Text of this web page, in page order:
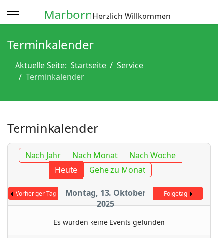
MarbornHerzlich Willkommen
Terminkalender
Aktuelle Seite: Startseite
Service
Terminkalender
Terminkalender
Nach Jahr Nach Monat
Nach Woche
Heute
Gehe zu Monat
Vorheriger Tag
Montag, 13. Oktober
2025
Folgetag
Es wurden keine Events gefunden